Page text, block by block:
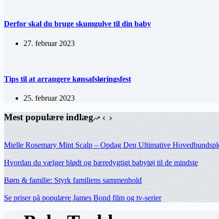
Derfor skal du bruge skumgulve til din baby
27. februar 2023
Tips til at arrangere kønsafsløringsfest
25. februar 2023
Mest populære indlæg
Mielle Rosemary Mint Scalp – Opdag Den Ultimative
Hvordan du vælger blødt og bæredygtigt babytøj til de mindste
Børn & familie: Styrk familiens sammenhold
Se priser på populære James Bond film og tv-serier